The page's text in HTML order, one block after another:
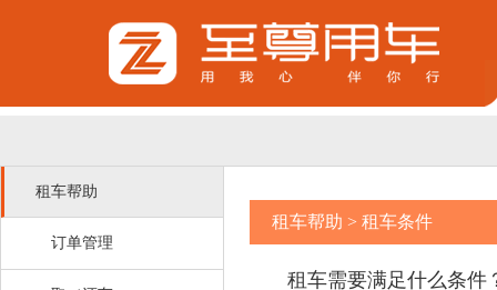
租车帮助
订单管理
租车帮助 > 租车条件
租车需要满足什么条件